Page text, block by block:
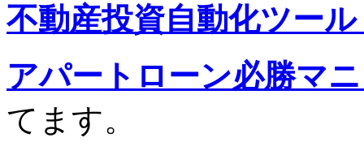
不動産投資自動化ツー
アパートローン必勝マ
てます。